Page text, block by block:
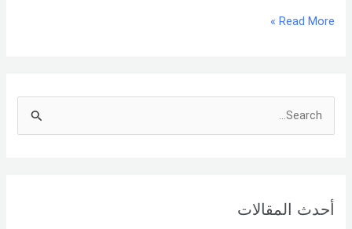
Read More »
cأحدث المقالات